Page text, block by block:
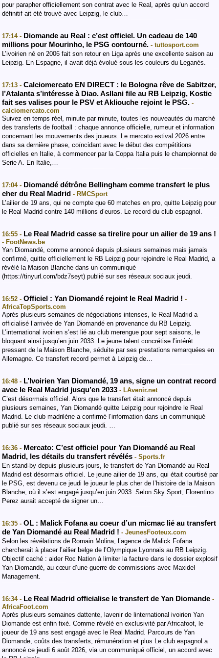
pour parapher officiellement son contrat avec le Real, après qu’un accord
définitif ait été trouvé avec Leipzig, le club…
17:14 - Diomande au Real : c’est officiel. Un cadeau de 140
millions pour Mourinho, le PSG contourné. - tuttosport.com
L’ivoirien né en 2006 fait son retour en Liga après une excellente saison au
Leipzig. En Espagne, il avait déjà évolué sous les couleurs du Leganés.
17:13 - Calciomercato EN DIRECT : le Bologna rêve de Sabitzer,
l’Atalanta s’intéresse à Diao. Asllani file au RB Leipzig, Kostic
fait ses valises pour le PSV et Akliouche rejoint le PSG. -
calciomercato.com
Suivez en temps réel, minute par minute, toutes les nouveautés du marché
des transferts de football : chaque annonce officielle, rumeur et information
concernant les mouvements des joueurs. Le mercato estival 2026 entre
dans sa dernière phase, coïncidant avec le début des compétitions
officielles en Italie, à commencer par la Coppa Italia puis le championnat de
Serie A. En Italie,…
17:04 - Diomandé détrône Bellingham comme transfert le plus
cher du Real Madrid - RMCSport
L’ailier de 19 ans, qui ne compte que 60 matches en pro, quitte Leipzig pour
le Real Madrid contre 140 millions d’euros. Le record du club espagnol.
16:55 - Le Real Madrid casse sa tirelire pour un ailier de 19 ans !
- FootNews.be
Yan Diomandé, comme annoncé depuis plusieurs semaines mais jamais
confirmé, quitte officiellement le RB Leipzig pour rejoindre le Real Madrid, a
révélé la Maison Blanche dans un communiqué
(https://tinyurl.com/bdz7seyt) publié sur ses réseaux sociaux jeudi.
16:52 - Officiel : Yan Diomandé rejoint le Real Madrid ! -
AfricaTopSports.com
Après plusieurs semaines de négociations intenses, le Real Madrid a
officialisé l’arrivée de Yan Diomandé en provenance du RB Leipzig.
L’international ivoirien s’est lié au club merengue pour sept saisons, le
bloquant ainsi jusqu’en juin 2033. ​Le jeune talent concrétise l’intérêt
pressant de la Maison Blanche, séduite par ses prestations remarquées en
Allemagne. Ce transfert record permet à Leipzig de…
16:48 - L’Ivoirien Yan Diomandé, 19 ans, signe un contrat record
avec le Real Madrid jusqu’en 2033 - LAvenir.net
C’est désormais officiel. Alors que le transfert était annoncé depuis
plusieurs semaines, Yan Diomandé quitte Leipzig pour rejoindre le Real
Madrid. Le club madrilène a confirmé l’information dans un communiqué
publié sur ses réseaux sociaux jeudi. …
16:36 - Mercato: C’est officiel pour Yan Diomandé au Real
Madrid, les détails du transfert révélés - Sports.fr
En stand-by depuis plusieurs jours, le transfert de Yan Diomandé au Real
Madrid est désormais officiel. Le jeune ailier de 19 ans, qui était courtisé par
le PSG, est devenu ce jeudi le joueur le plus cher de l’histoire de la Maison
Blanche, où il s’est engagé jusqu’en juin 2033. Selon Sky Sport, Florentino
Perez aurait accepté de signer un…
16:35 - OL : Malick Fofana au coeur d’un micmac lié au transfert
de Yan Diomandé au Real Madrid ! - JeunesFooteux.com
Selon les révélations de Romain Molina, l’agence de Malick Fofana
chercherait à placer l’ailier belge de l’Olympique Lyonnais au RB Leipzig.
Objectif caché : aider Roc Nation à limiter la facture dans le dossier explosif
Yan Diomandé, au cœur d’une guerre de commissions avec Maxidel
Management.
16:34 - Le Real Madrid officialise le transfert de Yan Diomande -
AfricaFoot.com
Après plusieurs semaines dattente, lavenir de linternational ivoirien Yan
Diomande est enfin fixé. Comme révélé en exclusivité par Africafoot, le
joueur de 19 ans sest engagé avec le Real Madrid. Parcours de Yan
Diomande, coûts des transferts, rémunération et plus Le club espagnol a
annoncé ce jeudi 6 août 2026, via un communiqué officiel, un accord avec